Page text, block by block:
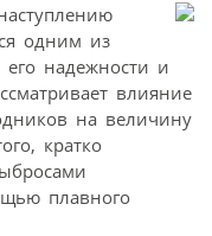
одним из
надежности и
влияние
на величину
кратко
плавного